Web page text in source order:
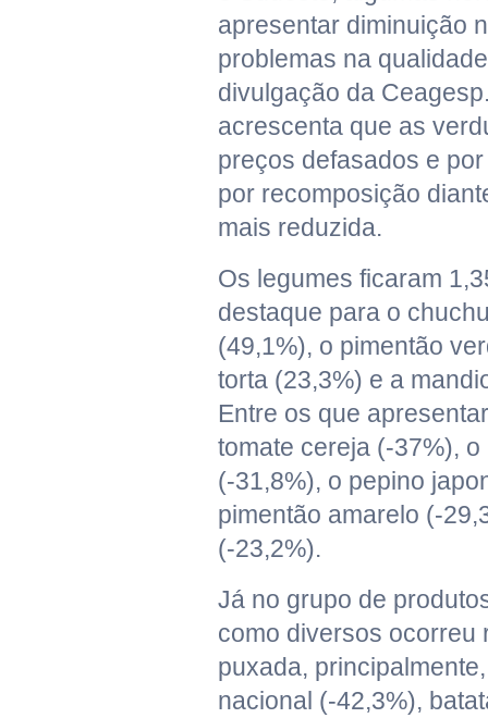
apresentar diminuição
problemas na
divulgação da
acrescenta que as
preços defasados e
por recomposição
mais reduzida.
Os legumes ficaram
destaque para o
(49,1%), o pimentão
torta (23,3%) e a
Entre os que
tomate cereja (-37%),
(-31,8%), o pepino
pimentão amarelo (-
(-23,2%).
Já no grupo de
como diversos ocorreu
puxada,
nacional (-42,3%),